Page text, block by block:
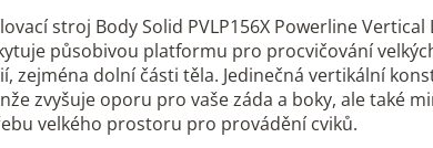
stroj Body Solid PVLP156X Powerline Vertical
působivou platformu pro procvičování
zejména dolní části těla. Jedinečná vertikální
zvyšuje oporu pro vaše záda a boky, ale také
velkého prostoru pro provádění cviků.